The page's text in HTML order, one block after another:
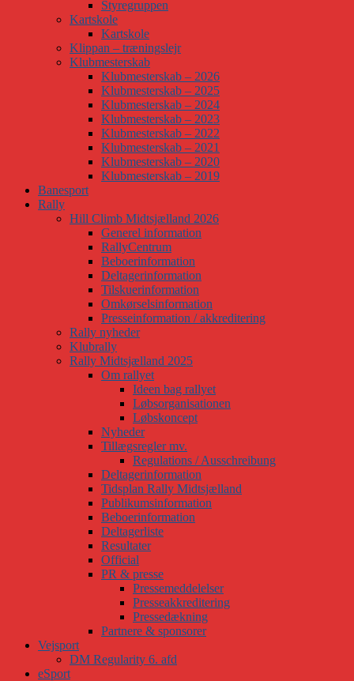
Styregruppen
Kartskole
Kartskole
Klippan – træningslejr
Klubmesterskab
Klubmesterskab – 2026
Klubmesterskab – 2025
Klubmesterskab – 2024
Klubmesterskab – 2023
Klubmesterskab – 2022
Klubmesterskab – 2021
Klubmesterskab – 2020
Klubmesterskab – 2019
Banesport
Rally
Hill Climb Midtsjælland 2026
Generel information
RallyCentrum
Beboerinformation
Deltagerinformation
Tilskuerinformation
Omkørselsinformation
Presseinformation / akkreditering
Rally nyheder
Klubrally
Rally Midtsjælland 2025
Om rallyet
Ideen bag rallyet
Løbsorganisationen
Løbskoncept
Nyheder
Tillægsregler mv.
Regulations / Ausschreibung
Deltagerinformation
Tidsplan Rally Midtsjælland
Publikumsinformation
Beboerinformation
Deltagerliste
Resultater
Official
PR & presse
Pressemeddelelser
Presseakkreditering
Pressedækning
Partnere & sponsorer
Vejsport
DM Regularity 6. afd
eSport